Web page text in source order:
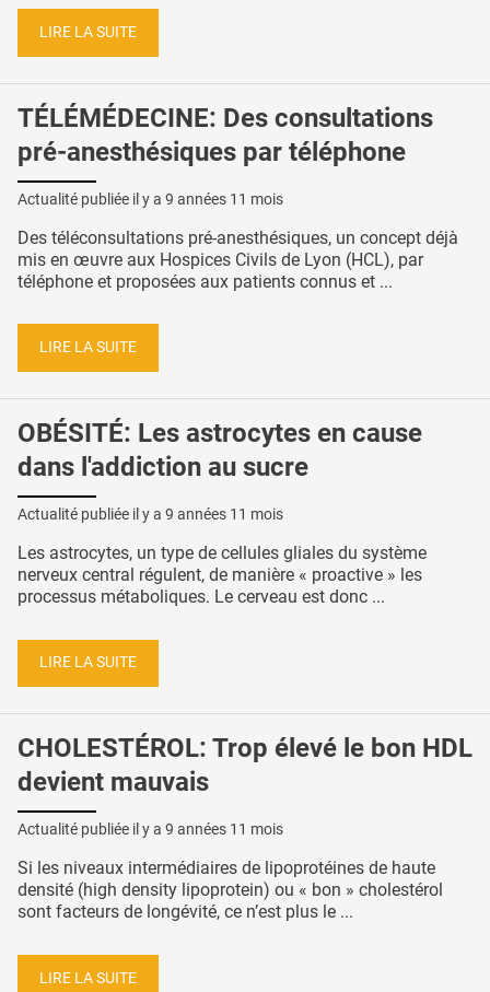
LIRE LA SUITE
TÉLÉMÉDECINE: Des consultations
pré-anesthésiques par téléphone
Actualité publiée il y a 9 années 11 mois
Des téléconsultations pré-anesthésiques, un concept déjà
mis en œuvre aux Hospices Civils de Lyon (HCL), par
téléphone et proposées aux patients connus et ...
LIRE LA SUITE
OBÉSITÉ: Les astrocytes en cause
dans l'addiction au sucre
Actualité publiée il y a 9 années 11 mois
Les astrocytes, un type de cellules gliales du système
nerveux central régulent, de manière « proactive » les
processus métaboliques. Le cerveau est donc ...
LIRE LA SUITE
CHOLESTÉROL: Trop élevé le bon HDL
devient mauvais
Actualité publiée il y a 9 années 11 mois
Si les niveaux intermédiaires de lipoprotéines de haute
densité (high density lipoprotein) ou « bon » cholestérol
sont facteurs de longévité, ce n’est plus le ...
LIRE LA SUITE